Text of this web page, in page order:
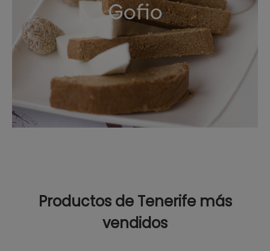
Gofio
Productos de Tenerife más
vendidos